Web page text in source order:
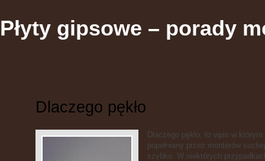
Płyty gipsowe – porady
Dlaczego pękło
Dlaczego pękło, to wpis w
popełniany przez monterów
szybko. W niektórych